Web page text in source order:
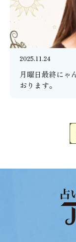
2025.11.24
月曜日最終にゃ
おります。